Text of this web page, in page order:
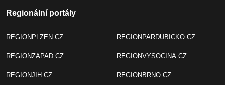
Regionální portály
REGIONPLZEN.CZ
REGIONZAPAD.CZ
REGIONJIH.CZ
REGIONPARDUBICKO.CZ
REGIONVYSOCINA.CZ
REGIONBRNO.CZ